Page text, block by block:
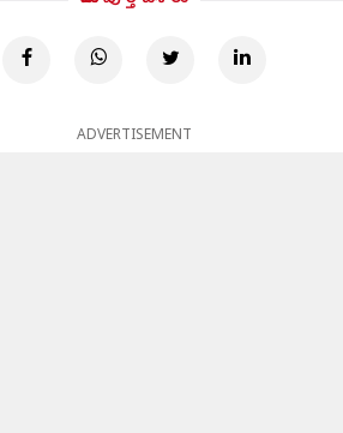
ADVERTISEMENT